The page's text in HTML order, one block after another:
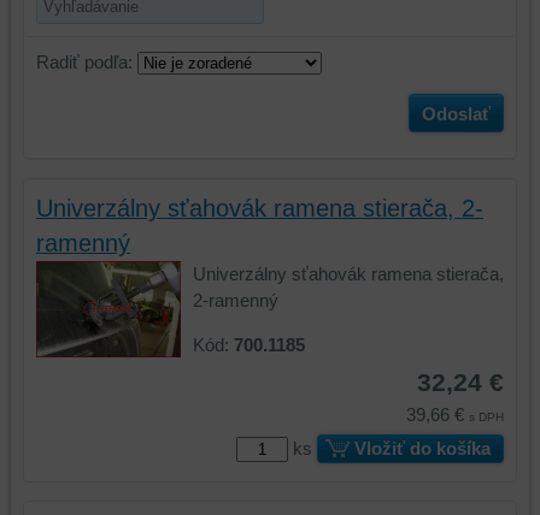
Radiť podľa:
Odoslať
Univerzálny sťahovák ramena stierača, 2-
ramenný
Univerzálny sťahovák ramena stierača,
2-ramenný
Kód: 700.1185
32,24 €
39,66 € s DPH
ks Vložiť do košíka